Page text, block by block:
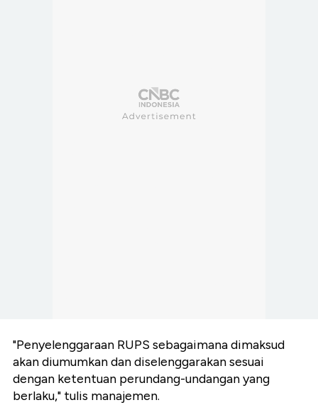
"Penyelenggaraan RUPS sebagaimana dimaksud
akan diumumkan dan diselenggarakan sesuai
dengan ketentuan perundang-undangan yang
berlaku," tulis manajemen.